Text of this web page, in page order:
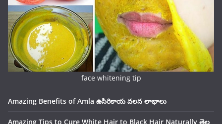
face whitening tip
Amazing Benefits of Amla ఉసిరికాయ వలన లాభాలు
Amazing Tips to Cure White Hair to Black Hair Naturally తెల్ల